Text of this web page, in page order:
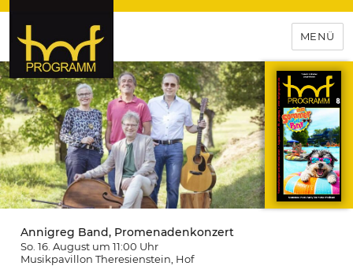
hof-programm – das
Veranstaltungsportal für
Hochfranken
MENÜ
Annigreg Band, Promenadenkonzert
So. 16. August um 11:00 Uhr
Musikpavillon Theresienstein , Hof